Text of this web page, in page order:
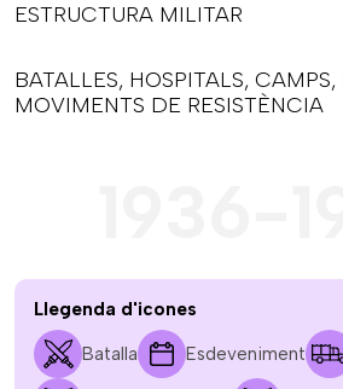
ESTRUCTURA MILITAR
BATALLES, HOSPITALS, CAMPS,
MOVIMENTS DE RESISTÈNCIA
Llegenda d'icones
Batalla Esdeveniment